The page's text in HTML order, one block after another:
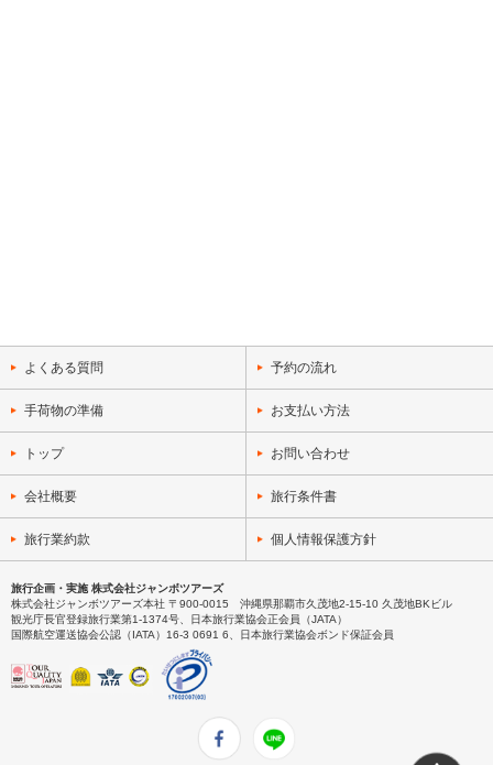
よくある質問 予約の流れ
手荷物の準備 お支払い方法
トップ お問い合わせ
会社概要 旅行条件書
旅行業約款 個人情報保護方針
旅行企画・実施 株式会社ジャンボツアーズ
株式会社ジャンボツアーズ本社 〒900-0015 沖縄県那覇市久茂地2-15-10 久茂地BKビル
観光庁長官登録旅行業第1-1374号、日本旅行業協会正会員（JATA）
国際航空運送協会公認（IATA）16-3 0691 6、日本旅行業協会ボンド保証会員